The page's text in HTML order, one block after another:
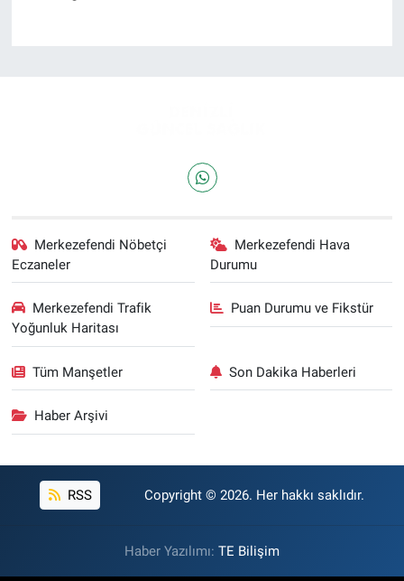
Merkezefendi Nöbetçi
Eczaneler
Merkezefendi Hava
Durumu
Merkezefendi Trafik
Yoğunluk Haritası
Puan Durumu ve Fikstür
Tüm Manşetler Son Dakika Haberleri
Haber Arşivi
RSS Copyright © 2026. Her hakkı saklıdır.
Haber Yazılımı: TE Bilişim